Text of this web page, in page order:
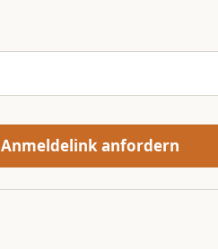
Anmeldelink anfordern